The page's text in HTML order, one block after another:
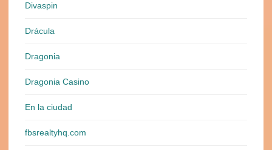
Divaspin
Drácula
Dragonia
Dragonia Casino
En la ciudad
fbsrealtyhq.com